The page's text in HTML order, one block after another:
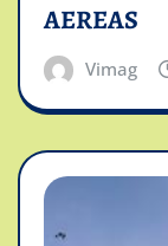
AEREAS
Vimag